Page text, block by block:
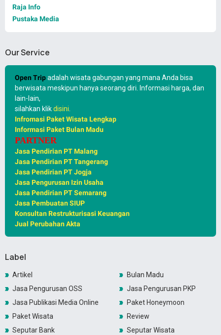
Raja Info
Pustaka Media
Our Service
Open Tripadalah wisata gabungan yang mana Anda bisa
berwisata meskipun hanya seorang diri. Informasi harga, dan
lain-lain,
silahkan klikdisini.
Infromasi Paket Wisata Lengkap
Informasi Paket Bulan Madu
PARTNER
Jasa Pendirian PT Malang
Jasa Pendirian PT Tangerang
Jasa Pendirian PT Jogja
Jasa Pengurusan Izin Usaha
Jasa Pendirian PT Semarang
Jasa Pembuatan SIUP
Konsultan Restrukturisasi Keuangan
Jual Perubahan Akta
Label
Artikel
Bulan Madu
Jasa Pengurusan OSS
Jasa Pengurusan PKP
Jasa Publikasi Media Online
Paket Honeymoon
Paket Wisata
Review
Seputar Bank
Seputar Wisata